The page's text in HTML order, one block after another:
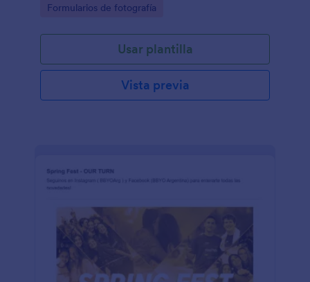
Go to Category:
Formularios de fotografía
Usar plantilla
Vista previa